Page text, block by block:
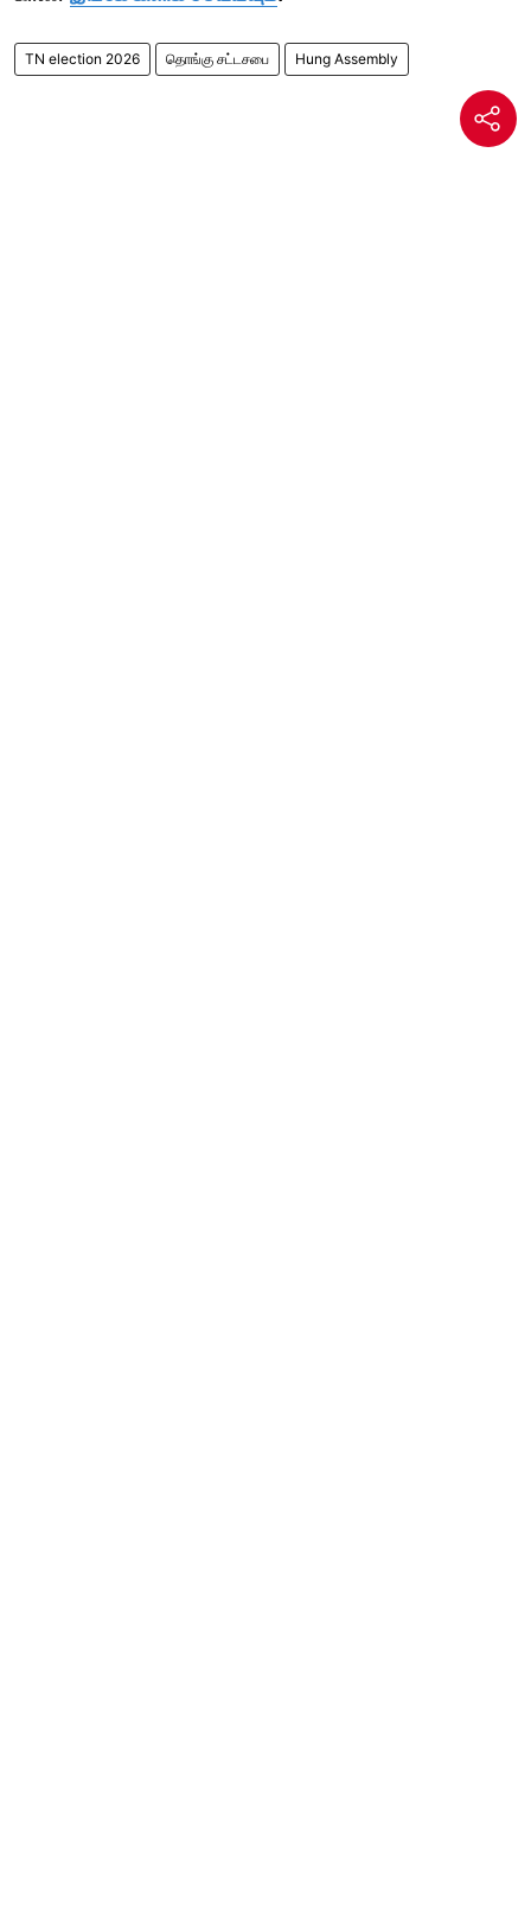
TN election 2026 தொங்கு சட்டசபை Hung Assembly